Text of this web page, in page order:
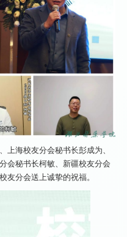
上海校友分会秘书长彭成为、
会秘书长柯敏、新疆校友分会
友分会送上诚挚的祝福。